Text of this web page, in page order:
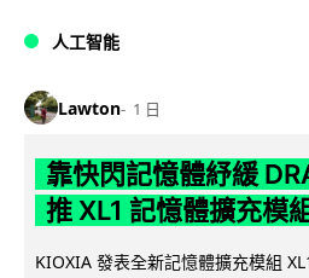
人工智能
Lawton 1 日
靠快閃記憶體紓緩
推 XL1 記憶體擴充模組
KIOXIA 發表全新記憶體擴充模組